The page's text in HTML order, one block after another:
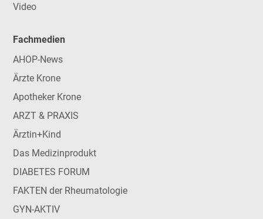
Video
Fachmedien
AHOP-News
Ärzte Krone
Apotheker Krone
ARZT & PRAXIS
Ärztin+Kind
Das Medizinprodukt
DIABETES FORUM
FAKTEN der Rheumatologie
GYN-AKTIV